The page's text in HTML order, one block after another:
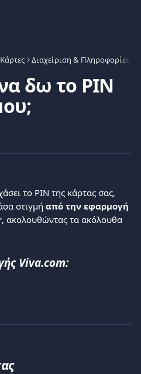
Διαχείριση & Πληροφορίες
δω το PIN
το PIN της κάρτας σας,
στιγμή από την εφαρμογή
, ακολουθώντας τα ακόλουθα
Viva.com: